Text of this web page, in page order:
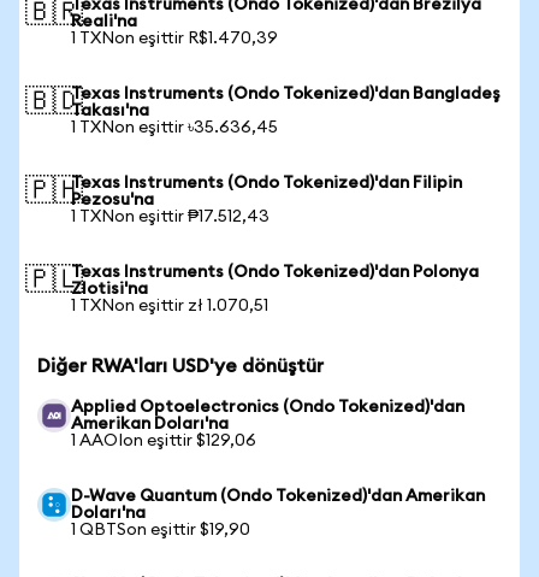
🇧🇷Texas Instruments (Ondo Tokenized)'dan Brezilya
Reali'na
1 TXNon eşittir R$1.470,39
🇧🇩Texas Instruments (Ondo Tokenized)'dan Bangladeş
Takası'na
1 TXNon eşittir ৳35.636,45
🇵🇭Texas Instruments (Ondo Tokenized)'dan Filipin
Pezosu'na
1 TXNon eşittir ₱17.512,43
🇵🇱Texas Instruments (Ondo Tokenized)'dan Polonya
Zlotisi'na
1 TXNon eşittir zł 1.070,51
Diğer RWA'ları USD'ye dönüştür
Applied Optoelectronics (Ondo Tokenized)'dan
Amerikan Doları'na
1 AAOIon eşittir $129,06
D-Wave Quantum (Ondo Tokenized)'dan Amerikan
Doları'na
1 QBTSon eşittir $19,90